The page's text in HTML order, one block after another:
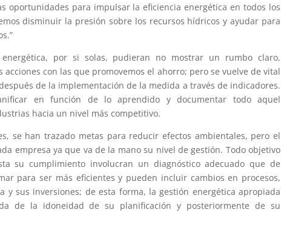
oportunidades para impulsar la eficiencia energética en todos los
disminuir la presión sobre los recursos hídricos y ayudar para
por si solas, pudieran no mostrar un rumbo claro,
con las que promovemos el ahorro; pero se vuelve de vital
de la implementación de la medida a través de indicadores.
en función de lo aprendido y documentar todo aquel
hacia un nivel más competitivo.
se han trazado metas para reducir efectos ambientales, pero el
empresa ya que va de la mano su nivel de gestión. Todo objetivo
su cumplimiento involucran un diagnóstico adecuado que de
para ser más eficientes y pueden incluir cambios en procesos,
y sus inversiones; de esta forma, la gestión energética apropiada
de la idoneidad de su planificación y posteriormente de su